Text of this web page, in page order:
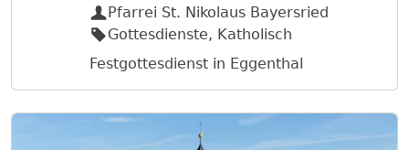
Pfarrei St. Nikolaus Bayersried
Gottesdienste, Katholisch
Festgottesdienst in Eggenthal